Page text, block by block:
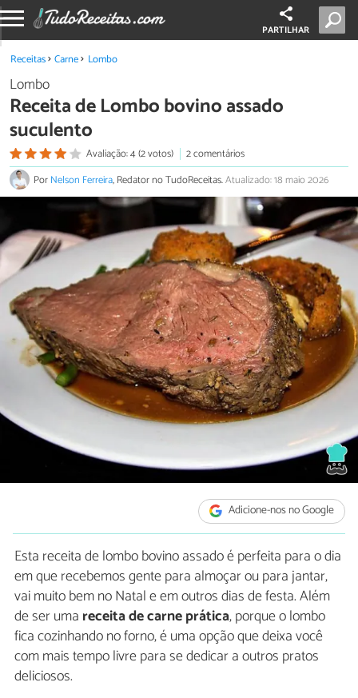
PARTILHAR
Receitas Carne Lombo
Lombo
Receita de Lombo bovino assado
suculento
Avaliação: 4 (2 votos)
2 comentários
PorNelson Ferreira, Redator no TudoReceitas.Atualizado: 18 maio 2026
Adicione-nos no Google
Esta receita de lombo bovino assado é perfeita para o dia
em que recebemos gente para almoçar ou para jantar,
vai muito bem no Natal e em outros dias de festa. Além
de ser uma receita de carne prática, porque o lombo
fica cozinhando no forno, é uma opção que deixa você
com mais tempo livre para se dedicar a outros pratos
deliciosos.